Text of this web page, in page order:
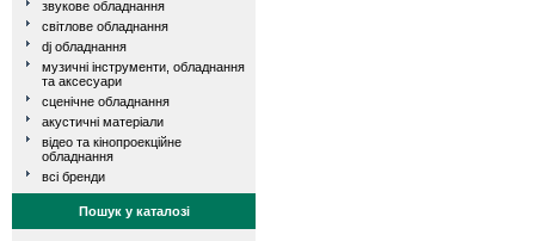
звукове обладнання
світлове обладнання
dj обладнання
музичні інструменти, обладнання
та аксесуари
сценічне обладнання
акустичні матеріали
відео та кінопроекційне
обладнання
всі бренди
Пошук у каталозі